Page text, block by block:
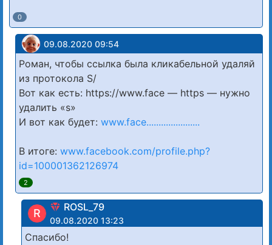
0
09.08.2020 09:54
Роман, чтобы ссылка была кликабельной удаляй
из протокола S/
Вот как есть: https://www.face — https — нужно
удалить «s»
И вот как будет: www.face......................
В итоге: www.facebook.com/profile.php?
id=100001362126974
2
R ROSL_79
09.08.2020 13:23
Спасибо!